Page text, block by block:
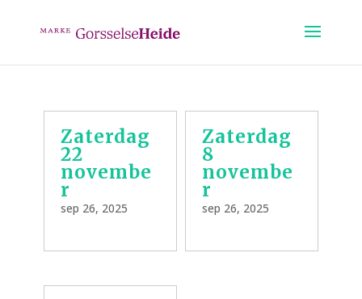
Zaterdag
22
novembe
r
sep 26, 2025
Zaterdag
8
novembe
r
sep 26, 2025